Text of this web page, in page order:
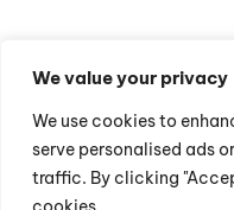
We value your privacy
We use cookies to
serve personalised ads
traffic. By clicking